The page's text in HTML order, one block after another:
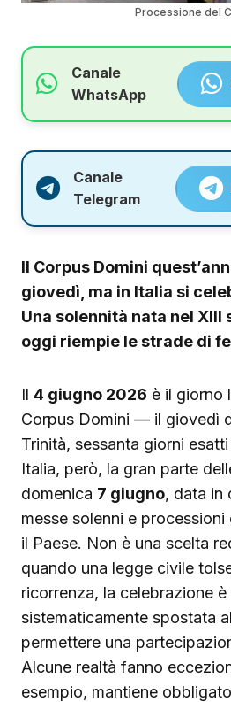
Processione del
Canale
WhatsApp
Canale
Telegram
Il Corpus Domini
giovedì, ma in Italia si
Una solennità nata nel XIII
oggi riempie le strade di
Il 4 giugno 2026 è il giorno
Corpus Domini — il giovedì
Trinità, sessanta giorni
Italia, però, la gran parte
domenica 7 giugno, data in
messe solenni e
il Paese. Non è una scelta
quando una legge civile
ricorrenza, la celebrazione è
sistematicamente spostata
permettere una
Alcune realtà fanno
esempio, mantiene